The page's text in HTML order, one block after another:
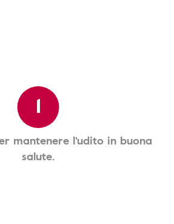
1
mantenere l'udito in buona
salute.